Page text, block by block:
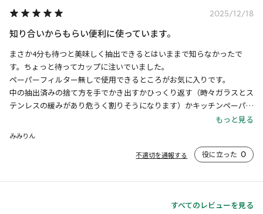
2025/12/18
知り合いからもらい便利に使っています。
まさか4分も待つと美味しく抽出できるとはいままで知らなかったで
す。ちょっと待ってカップに注いでいました。
ペーパーフィルター無しで使用できるところがお気に入りです。
中の抽出済みの捨て方を手でかき出すかひっくり返す（時々ガラスとス
テンレスの緩みがあり危うく割りそうになります）かキッチンペーパー
の上に出し水分を切るか迷っています。そのまま流しに捨てたくない為
です。
もっと見る
みみりん
不適切を通報する 役に立った 0
すべてのレビューを見る